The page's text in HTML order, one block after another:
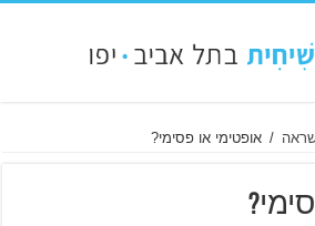
/ אופטימי או פסימי?